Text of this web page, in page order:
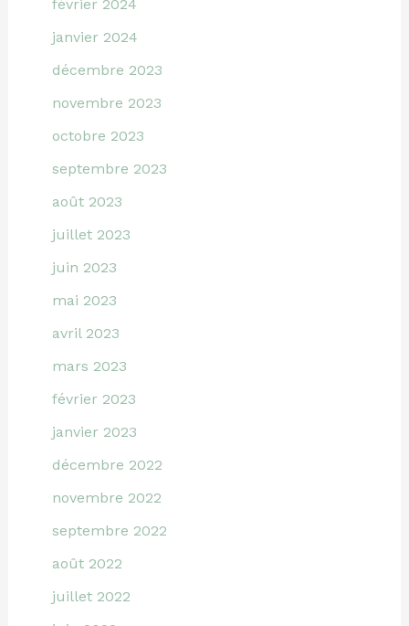
février 2024
janvier 2024
décembre 2023
novembre 2023
octobre 2023
septembre 2023
août 2023
juillet 2023
juin 2023
mai 2023
avril 2023
mars 2023
février 2023
janvier 2023
décembre 2022
novembre 2022
septembre 2022
août 2022
juillet 2022